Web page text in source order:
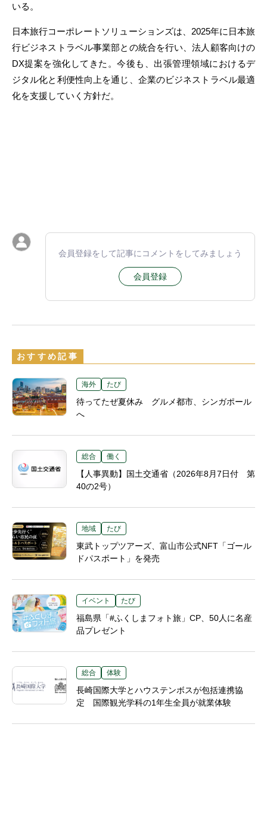
いる。
日本旅行コーポレートソリューションズは、2025年に日本旅
行ビジネストラベル事業部との統合を行い、法人顧客向けの
DX提案を強化してきた。今後も、出張管理領域におけるデ
ジタル化と利便性向上を通じ、企業のビジネストラベル最適
化を支援していく方針だ。
会員登録をして記事にコメントをしてみましょう
会員登録
おすすめ記事
海外 たび
待ってたぜ夏休み グルメ都市、シンガポール
へ
総合 働く
【人事異動】国土交通省（2026年8月7日付 第
40の2号）
地域 たび
東武トップツアーズ、富山市公式NFT「ゴール
ドパスポート」を発売
イベント たび
福島県「#ふくしまフォト旅」CP、50人に名産
品プレゼント
総合 体験
長崎国際大学とハウステンボスが包括連携協
定 国際観光学科の1年生全員が就業体験